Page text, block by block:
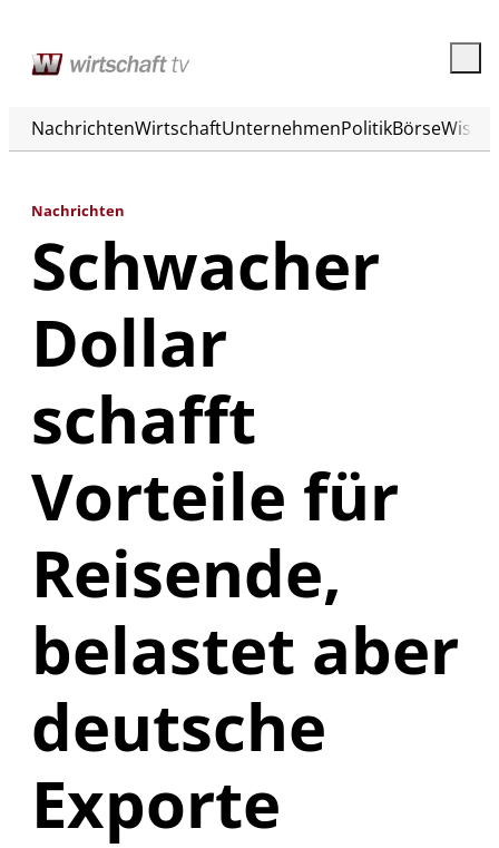
NachrichtenWirtschaftUnternehmenPolitikBörse
Nachrichten
Schwacher
Dollar
schafft
Vorteile für
Reisende,
belastet aber
deutsche
Exporte